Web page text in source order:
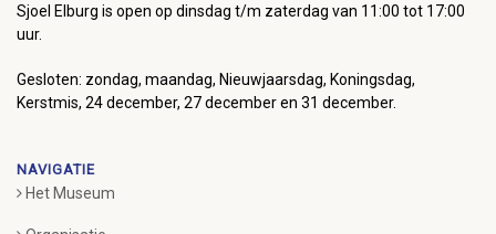
Sjoel Elburg is open op dinsdag t/m zaterdag van 11:00 tot 17:00
uur.
Gesloten: zondag, maandag, Nieuwjaarsdag, Koningsdag,
Kerstmis, 24 december, 27 december en 31 december.
NAVIGATIE
Het Museum